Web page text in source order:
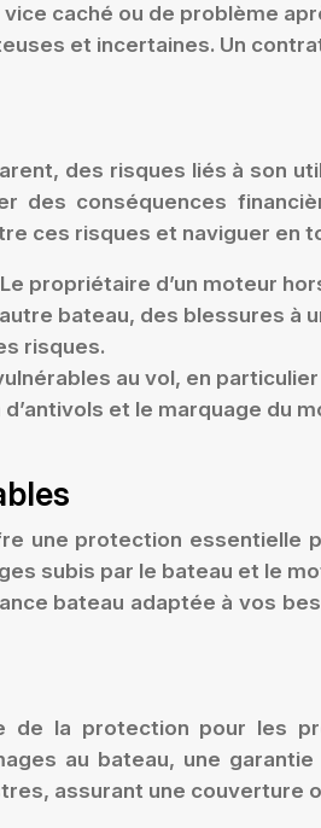
caché ou de problème
et incertaines. Un
des risques liés à son
des conséquences
ces risques et naviguer en
propriétaire d’un moteur
bateau, des blessures
risques.
au vol, en
et le marquage
une protection
subis par le bateau et le
bateau adaptée à vos
de la protection pour les
au bateau, une
assurant une couverture